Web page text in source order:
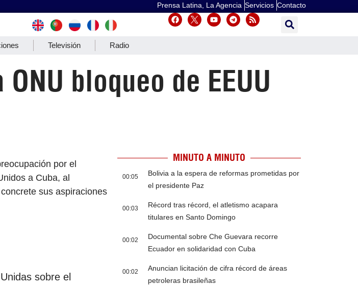
Prensa Latina, La Agencia Servicios Contacto
Televisión Radio
bloqueo de EEUU
por el
a Cuba, al
sus aspiraciones
sobre el
MINUTO A MINUTO
00:05
Bolivia a la espera de reformas prometidas por
el presidente Paz
00:03
Récord tras récord, el atletismo acapara
titulares en Santo Domingo
00:02
Documental sobre Che Guevara recorre
Ecuador en solidaridad con Cuba
00:02
Anuncian licitación de cifra récord de áreas
petroleras brasileñas